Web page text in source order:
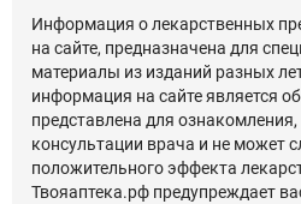
Информация о лекарственных
на сайте, предназначена для
материалы из изданий разных
информация на сайте является
представлена для ознакомления,
консультации врача и не может
положительного эффекта
Твояаптека.рф предупреждает